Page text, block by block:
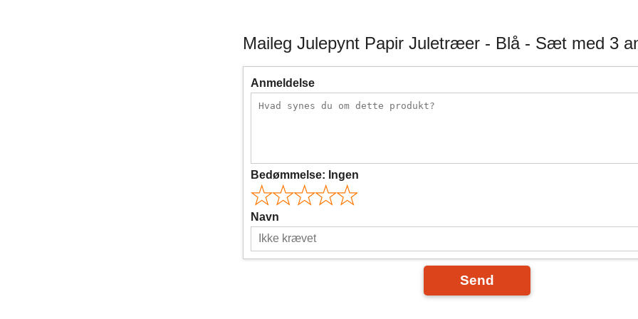
Maileg Julepynt Papir Juletræer - Blå - Sæt med 3
Anmeldelse
Bedømmelse: Ingen
Navn
Send